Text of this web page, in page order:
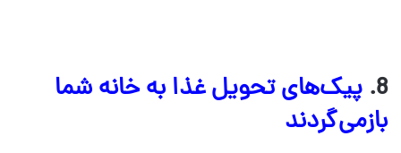
8. پیک‌های تحویل غذا به خانه شما
بازمی‌گردند